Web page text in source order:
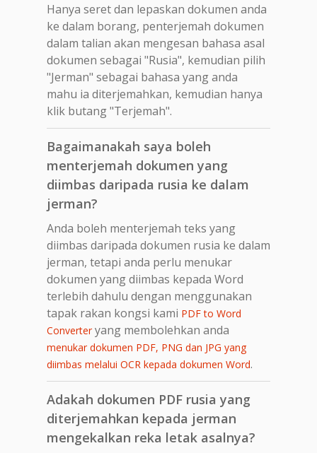
Hanya seret dan lepaskan dokumen anda
ke dalam borang, penterjemah dokumen
dalam talian akan mengesan bahasa asal
dokumen sebagai "Rusia", kemudian pilih
"Jerman" sebagai bahasa yang anda
mahu ia diterjemahkan, kemudian hanya
klik butang "Terjemah".
Bagaimanakah saya boleh
menterjemah dokumen yang
diimbas daripada rusia ke dalam
jerman?
Anda boleh menterjemah teks yang
diimbas daripada dokumen rusia ke dalam
jerman, tetapi anda perlu menukar
dokumen yang diimbas kepada Word
terlebih dahulu dengan menggunakan
tapak rakan kongsi kami PDF to Word
Converteryang membolehkan anda
menukar dokumen PDF, PNG dan JPG yang
diimbas melalui OCR kepada dokumen Word.
Adakah dokumen PDF rusia yang
diterjemahkan kepada jerman
mengekalkan reka letak asalnya?